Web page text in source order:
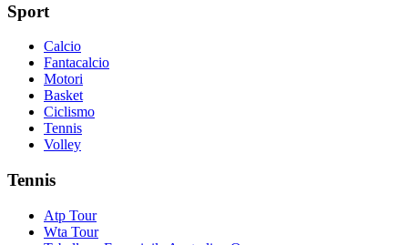
Sport
Calcio
Fantacalcio
Motori
Basket
Ciclismo
Tennis
Volley
Tennis
Atp Tour
Wta Tour